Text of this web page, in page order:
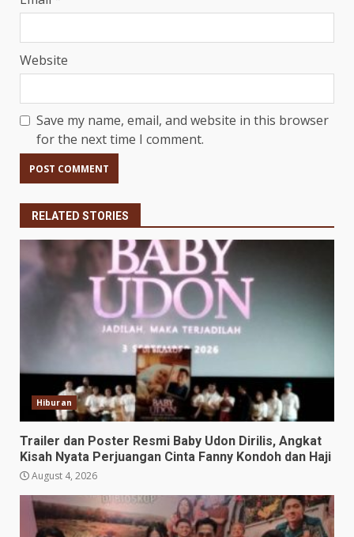
Website
Save my name, email, and website in this browser
for the next time I comment.
RELATED STORIES
Hiburan
Trailer dan Poster Resmi Baby Udon Dirilis, Angkat
Kisah Nyata Perjuangan Cinta Fanny Kondoh dan Haji
August 4, 2026